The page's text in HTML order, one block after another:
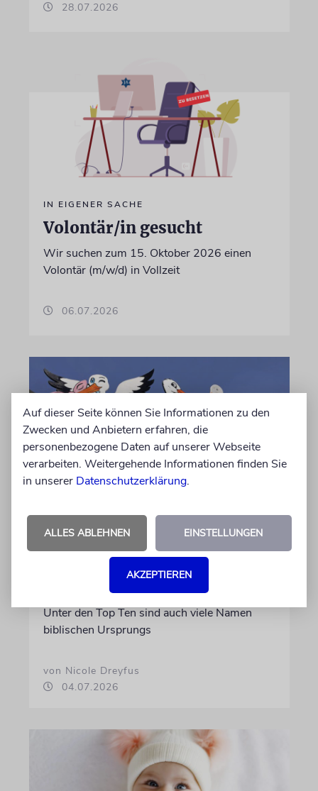
28.07.2026
IN EIGENER SACHE
Volontär/in gesucht
Wir suchen zum 15. Oktober 2026 einen
Volontär (m/w/d) in Vollzeit
06.07.2026
Diese hebräischen
Vornamen in Österreich sind
am beliebtesten
Österreichische Eltern wählen gern Klassiker.
Unter den Top Ten sind auch viele Namen
biblischen Ursprungs
von Nicole Dreyfus
04.07.2026
Auf dieser Seite können Sie Informationen zu den
Zwecken und Anbietern erfahren, die
personenbezogene Daten auf unserer Webseite
verarbeiten. Weitergehende Informationen finden Sie
in unserer Datenschutzerklärung.
ALLES ABLEHNEN EINSTELLUNGEN
AKZEPTIEREN